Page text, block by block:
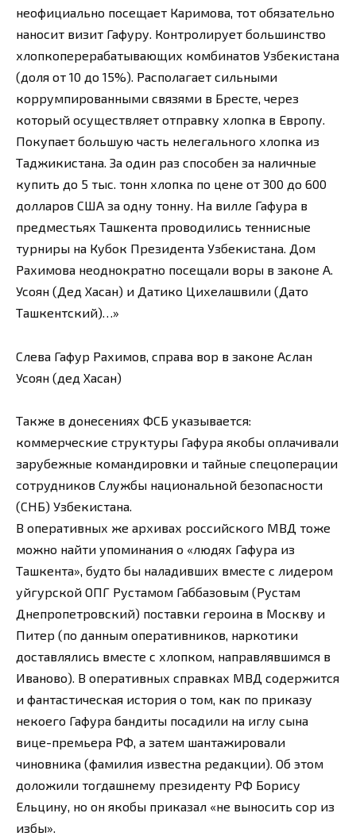
неофициально посещает Каримова, тот обязательно
наносит визит Гафуру. Контролирует большинство
хлопкоперерабатывающих комбинатов Узбекистана
(доля от 10 до 15%). Располагает сильными
коррумпированными связями в Бресте, через
который осуществляет отправку хлопка в Европу.
Покупает большую часть нелегального хлопка из
Таджикистана. За один раз способен за наличные
купить до 5 тыс. тонн хлопка по цене от 300 до 600
долларов США за одну тонну. На вилле Гафура в
предместьях Ташкента проводились теннисные
турниры на Кубок Президента Узбекистана. Дом
Рахимова неоднократно посещали воры в законе А.
Усоян (Дед Хасан) и Датико Цихелашвили (Дато
Ташкентский)…»
Слева Гафур Рахимов, справа вор в законе Аслан
Усоян (дед Хасан)
Также в донесениях ФСБ указывается:
коммерческие структуры Гафура якобы оплачивали
зарубежные командировки и тайные спецоперации
сотрудников Службы национальной безопасности
(СНБ) Узбекистана.
В оперативных же архивах российского МВД тоже
можно найти упоминания о «людях Гафура из
Ташкента», будто бы наладивших вместе с лидером
уйгурской ОПГ Рустамом Габбазовым (Рустам
Днепропетровский) поставки героина в Москву и
Питер (по данным оперативников, наркотики
доставлялись вместе с хлопком, направлявшимся в
Иваново). В оперативных справках МВД содержится
и фантастическая история о том, как по приказу
некоего Гафура бандиты посадили на иглу сына
вице-премьера РФ, а затем шантажировали
чиновника (фамилия известна редакции). Об этом
доложили тогдашнему президенту РФ Борису
Ельцину, но он якобы приказал «не выносить сор из
избы».